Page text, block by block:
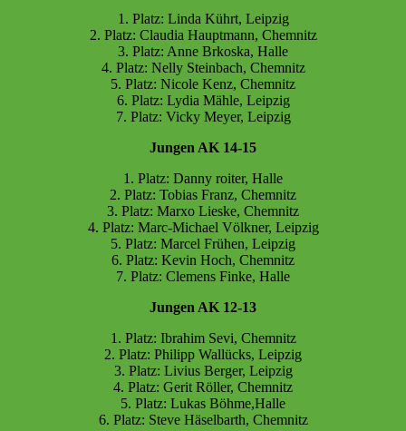
1. Platz: Linda Kührt, Leipzig
2. Platz: Claudia Hauptmann, Chemnitz
3. Platz: Anne Brkoska, Halle
4. Platz: Nelly Steinbach, Chemnitz
5. Platz: Nicole Kenz, Chemnitz
6. Platz: Lydia Mähle, Leipzig
7. Platz: Vicky Meyer, Leipzig
Jungen AK 14-15
1. Platz: Danny roiter, Halle
2. Platz: Tobias Franz, Chemnitz
3. Platz: Marxo Lieske, Chemnitz
4. Platz: Marc-Michael Völkner, Leipzig
5. Platz: Marcel Frühen, Leipzig
6. Platz: Kevin Hoch, Chemnitz
7. Platz: Clemens Finke, Halle
Jungen AK 12-13
1. Platz: Ibrahim Sevi, Chemnitz
2. Platz: Philipp Wallücks, Leipzig
3. Platz: Livius Berger, Leipzig
4. Platz: Gerit Röller, Chemnitz
5. Platz: Lukas Böhme,Halle
6. Platz: Steve Häselbarth, Chemnitz